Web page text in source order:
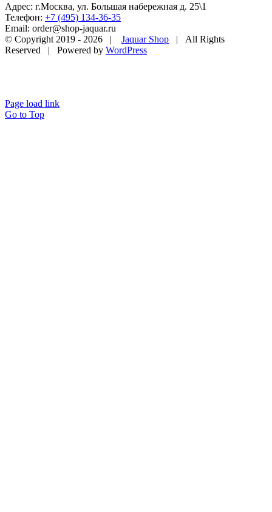
Адрес: г.Москва, ул. Большая набережная д. 25\1
Телефон: +7 (495) 134-36-35
Email: order@shop-jaquar.ru
© Copyright 2019 - 2026 | Jaquar Shop | All Rights
Reserved | Powered by WordPress
Page load link
Go to Top